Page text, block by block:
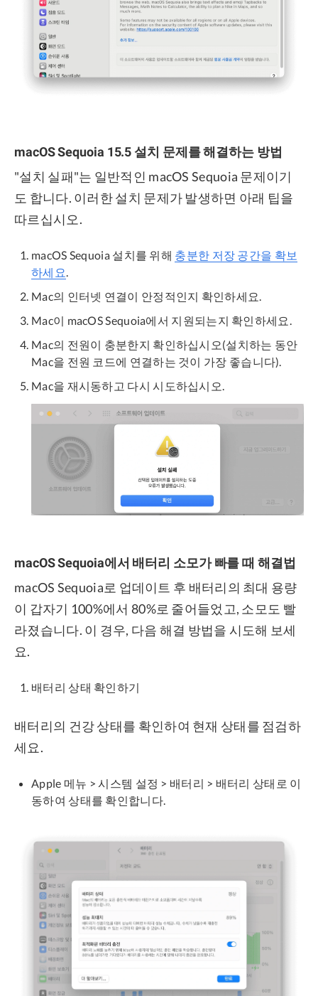
macOS Sequoia 15.5 설치 문제를 해결하는 방법
"설치 실패"는 일반적인 macOS Sequoia 문제이기
도 합니다. 이러한 설치 문제가 발생하면 아래 팁을
따르십시오.
macOS Sequoia 설치를 위해 충분한 저장 공간을 확보
하세요.
Mac의 인터넷 연결이 안정적인지 확인하세요.
Mac이 macOS Sequoia에서 지원되는지 확인하세요.
Mac의 전원이 충분한지 확인하십시오(설치하는 동안
Mac을 전원 코드에 연결하는 것이 가장 좋습니다).
Mac을 재시동하고 다시 시도하십시오.
macOS Sequoia에서 배터리 소모가 빠를 때 해결법
macOS Sequoia로 업데이트 후 배터리의 최대 용량
이 갑자기 100%에서 80%로 줄어들었고, 소모도 빨
라졌습니다. 이 경우, 다음 해결 방법을 시도해 보세
요.
배터리 상태 확인하기
배터리의 건강 상태를 확인하여 현재 상태를 점검하
세요.
Apple 메뉴 > 시스템 설정 > 배터리 > 배터리 상태로 이
동하여 상태를 확인합니다.